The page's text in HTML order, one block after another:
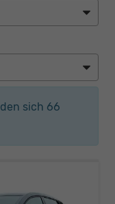
sich 66